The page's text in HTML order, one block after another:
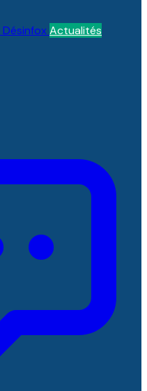
DésinfoxActualités